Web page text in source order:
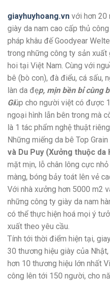
giayhuyhoang.vn với hơn 20
giày da nam cao cấp thủ
pháp khâu đế Goodyear
trong những công ty sản
hoi tại Việt Nam. Cùng với
bê (bò con), đà điểu, cá sấu,
làn da đẹp, mịn bền bỉ cùng
Giúp cho người việt có được
ngoại hình lẫn bên trong mà
là 1 tác phẩm nghệ thuật riêng.
Những miếng da bê Top
và Du Puy (Xưởng thuộc da
mặt mịn, lỗ chân lông cực
màng, bóng bảy toát lên vẻ
Với nhà xưởng hơn 5000 m2
những công ty giày da nam
có thể thực hiện hoá mọi ý
xuất theo yêu cầu.
Tính tới thời điểm hiện tại,
30 thương hiệu giày của
hơn 10 thương hiệu lớn nhất
công lên tới 150 người, cho